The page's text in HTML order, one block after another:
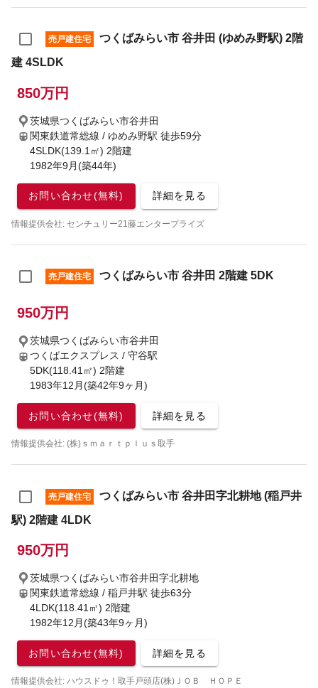
売戸建住宅
つくばみらい市 谷井田 (ゆめみ野駅) 2階
建 4SLDK
850万円
茨城県つくばみらい市谷井田
関東鉄道常総線 / ゆめみ野駅 徒歩59分
4SLDK(139.1㎡) 2階建
1982年9月(築44年)
お問い合わせ(無料) 詳細を見る
情報提供会社: センチュリー21藤エンタープライズ
売戸建住宅 つくばみらい市 谷井田 2階建 5DK
950万円
茨城県つくばみらい市谷井田
つくばエクスプレス / 守谷駅
5DK(118.41㎡) 2階建
1983年12月(築42年9ヶ月)
お問い合わせ(無料) 詳細を見る
情報提供会社: (株)ｓｍａｒｔｐｌｕｓ取手
売戸建住宅
つくばみらい市 谷井田字北耕地 (稲戸井
駅) 2階建 4LDK
950万円
茨城県つくばみらい市谷井田字北耕地
関東鉄道常総線 / 稲戸井駅 徒歩63分
4LDK(118.41㎡) 2階建
1982年12月(築43年9ヶ月)
お問い合わせ(無料) 詳細を見る
情報提供会社: ハウスドゥ！取手戸頭店(株)ＪＯＢ ＨＯＰＥ